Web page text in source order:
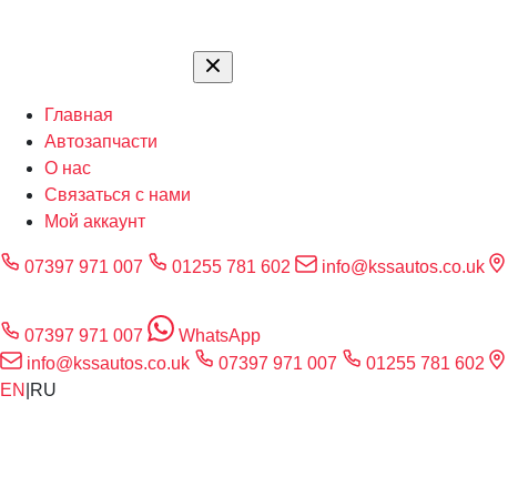
Главная
Автозапчасти
О нас
Связаться с нами
Мой аккаунт
07397 971 007 01255 781 602 info@kssautos.co.uk
07397 971 007
WhatsApp
info@kssautos.co.uk
07397 971 007 01255 781 602
EN RU